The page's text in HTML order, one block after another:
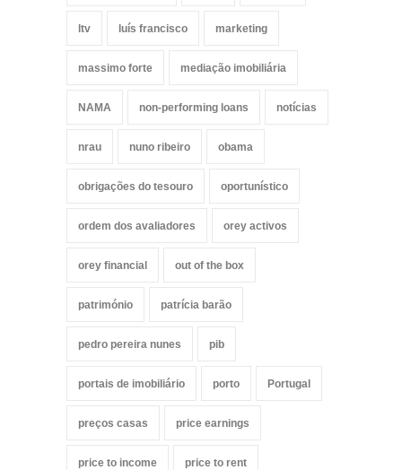
ltv luís francisco marketing
massimo forte mediação imobiliária
NAMA non-performing loans notícias
nrau nuno ribeiro obama
obrigações do tesouro oportunístico
ordem dos avaliadores orey activos
orey financial out of the box
património patrícia barão
pedro pereira nunes pib
portais de imobiliário porto Portugal
preços casas price earnings
price to income price to rent